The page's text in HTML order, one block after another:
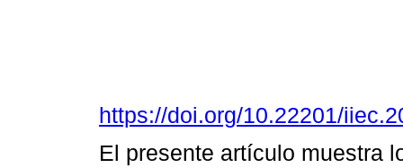
https://doi.org/10.22201/
El presente artículo muestra